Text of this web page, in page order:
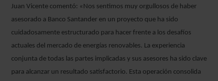
Juan Vicente comentó: «Nos sentimos muy orgullosos de haber
asesorado a Banco Santander en un proyecto que ha sido
cuidadosamente estructurado para hacer frente a los desafíos
actuales del mercado de energías renovables. La experiencia
conjunta de todas las partes implicadas y sus asesores ha sido clave
para alcanzar un resultado satisfactorio. Esta operación consolida
ÁLVARO
DEL REAL
ASSOCIATE